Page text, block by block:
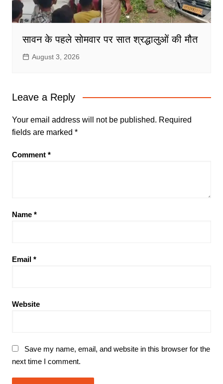
सावन के पहले सोमवार पर सात श्रद्धालुओं की मौत
August 3, 2026
Leave a Reply
Your email address will not be published. Required
fields are marked *
Comment *
Name *
Email *
Website
Save my name, email, and website in this browser for the
next time I comment.